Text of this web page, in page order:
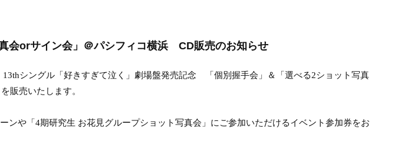
会orサイン会」＠パシフィコ横浜 CD販売のお知らせ
13thシングル「好きすぎて泣く」劇場盤発売記念 「個別握手会」＆「選べる2ショット写真
を販売いたします。
ンや「 4期研究生 お花見グループショット写真会」にご参加いただけるイベント参加券をお